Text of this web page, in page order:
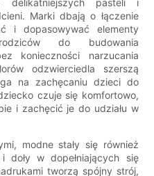
delikatniejszych pasteli i
Marki dbają o łączenie
i dopasowywać elementy
do budowania
konieczności narzucania
odzwierciedla szerszą
na zachęcaniu dzieci do
czuje się komfortowo,
i zachęcić je do udziału w
modne stały się również
doły w dopełniających się
tworzą spójny strój,